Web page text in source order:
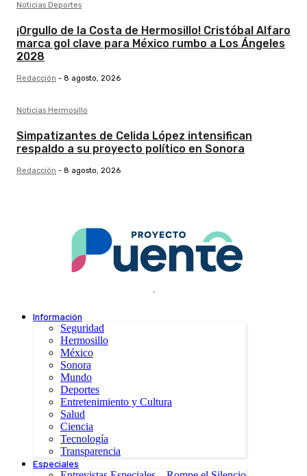
Noticias Deportes
¡Orgullo de la Costa de Hermosillo! Cristóbal Alfaro
marca gol clave para México rumbo a Los Ángeles
2028
Redacción - 8 agosto, 2026
Noticias Hermosillo
Simpatizantes de Celida López intensifican
respaldo a su proyecto político en Sonora
Redacción - 8 agosto, 2026
.
Información
Seguridad
Hermosillo
México
Sonora
Mundo
Deportes
Entretenimiento y Cultura
Salud
Ciencia
Tecnología
Transparencia
Especiales